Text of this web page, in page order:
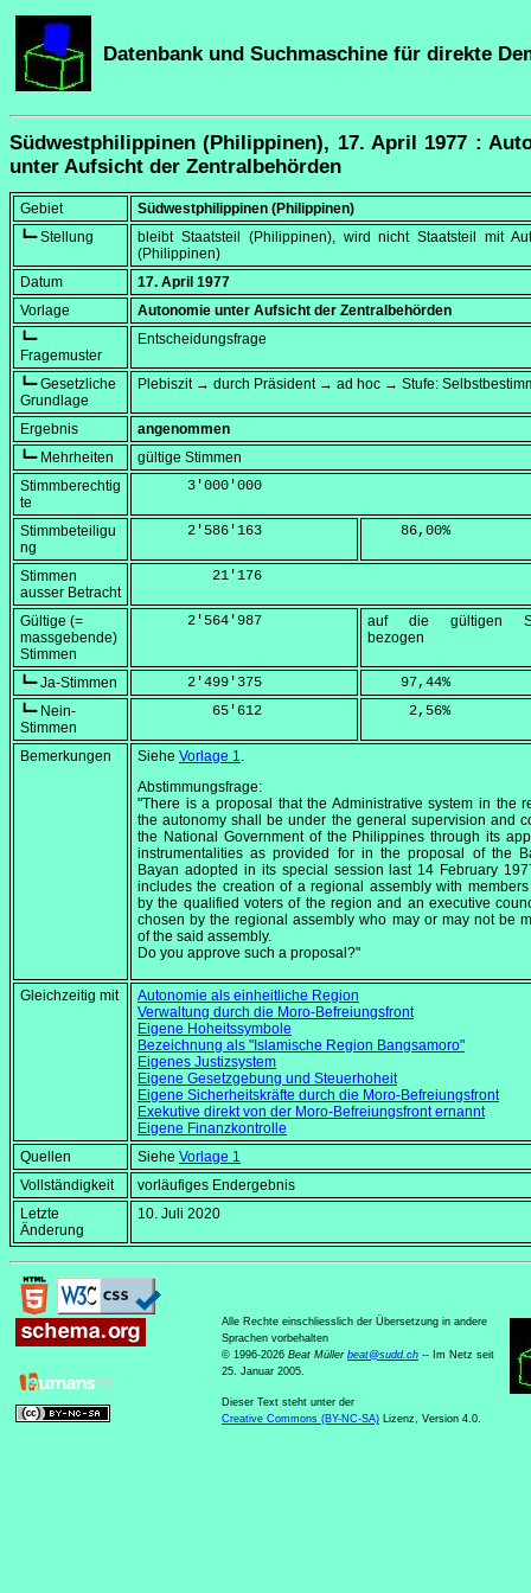
Datenbank und Suchmaschine für direkte
Südwestphilippinen (Philippinen), 17. April 1977 :
unter Aufsicht der Zentralbehörden
Gebiet
Südwestphilippinen (Philippinen)
┗━ Stellung
bleibt Staatsteil (Philippinen), wird nicht Staatsteil mit
(Philippinen)
Datum
17. April 1977
Vorlage
Autonomie unter Aufsicht der Zentralbehörden
┗━
Fragemuster
Entscheidungsfrage
┗━ Gesetzliche
Grundlage
Plebiszit → durch Präsident → ad hoc → Stufe:
Ergebnis
angenommen
┗━ Mehrheiten
gültige Stimmen
Stimmberechtig
te
      3'000'000
Stimmbeteiligu
ng
      2'586'163
    86,00
%
Stimmen
ausser Betracht
         21'176
Gültige (=
massgebende)
Stimmen
      2'564'987
auf die gültigen
bezogen
┗━ Ja-Stimmen
      2'499'375
    97,44
%
┗━ Nein-
Stimmen
         65'612
     2,56
%
Bemerkungen Siehe Vorlage 1.
Abstimmungsfrage:
"There is a proposal that the Administrative system in the
the autonomy shall be under the general supervision and
the National Government of the Philippines through its
instrumentalities as provided for in the proposal of the
Bayan adopted in its special session last 14 February
includes the creation of a regional assembly with
by the qualified voters of the region and an executive
chosen by the regional assembly who may or may not be
of the said assembly.
Do you approve such a proposal?"
Gleichzeitig mit
Autonomie als einheitliche Region
Verwaltung durch die Moro-Befreiungsfront
Eigene Hoheitssymbole
Bezeichnung als "Islamische Region Bangsamoro"
Eigenes Justizsystem
Eigene Gesetzgebung und Steuerhoheit
Eigene Sicherheitskräfte durch die Moro-Befreiungsfront
Exekutive direkt von der Moro-Befreiungsfront ernannt
Eigene Finanzkontrolle
Quellen
Siehe Vorlage 1
Vollständigkeit
vorläufiges Endergebnis
Letzte
Änderung
10. Juli 2020
Alle Rechte einschliesslich der Übersetzung in andere
Sprachen vorbehalten
© 1996-2026 Beat Müller beat@sudd.ch -- Im Netz seit
25. Januar 2005.
Dieser Text steht unter der
Creative Commons (BY-NC-SA) Lizenz, Version 4.0.